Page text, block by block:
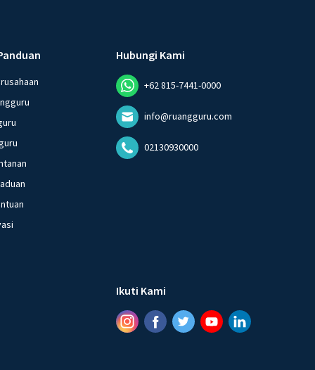
Hubungi Kami
+62 815-7441-0000
info@ruangguru.com
02130930000
Ikuti Kami